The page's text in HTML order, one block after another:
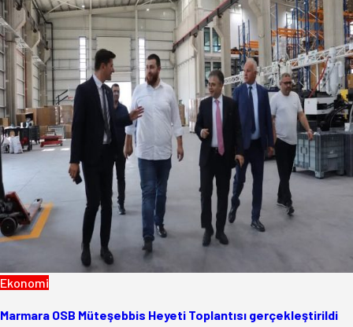
Ekonomi
Marmara OSB Müteşebbis Heyeti Toplantısı gerçekleştirildi